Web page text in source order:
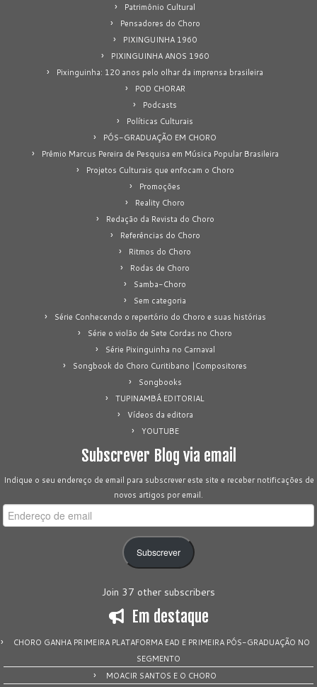
Patrimônio Cultural
Pensadores do Choro
PIXINGUINHA 1960
PIXINGUINHA ANOS 1960
Pixinguinha: 120 anos pelo olhar da imprensa brasileira
POD CHORAR
Podcasts
Políticas Culturais
PÓS-GRADUAÇÃO EM CHORO
Prêmio Marcus Pereira de Pesquisa em Música Popular Brasileira
Projetos Culturais que enfocam o Choro
Promoções
Reality Choro
Redação da Revista do Choro
Referências do Choro
Ritmos do Choro
Rodas de Choro
Samba-Choro
Sem categoria
Série Conhecendo o repertório do Choro e suas histórias
Série o violão de Sete Cordas no Choro
Série Pixinguinha no Carnaval
Songbook do Choro Curitibano |Compositores
Songbooks
TUPINAMBÁ EDITORIAL
Vídeos da editora
YOUTUBE
Subscrever Blog via email
Indique o seu endereço de email para subscrever este site e receber notificações de
novos artigos por email.
Endereço
de
Subscrever
Join 37 other subscribers
Em destaque
CHORO GANHA PRIMEIRA PLATAFORMA EAD E PRIMEIRA PÓS-GRADUAÇÃO NO
SEGMENTO
MOACIR SANTOS E O CHORO